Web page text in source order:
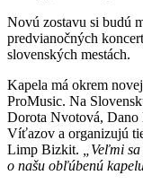
Novú zostavu si budú
predvianočných
slovenských mestách.
Kapela má okrem
ProMusic. Na
Dorota Nvotová, Dano
Víťazov a organizujú
Limp Bizkit.
„Veľmi
o našu obľúbenú